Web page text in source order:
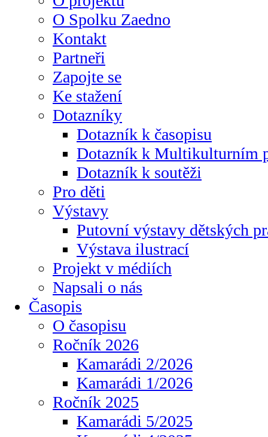
O Spolku Zaedno
Kontakt
Partneři
Zapojte se
Ke stažení
Dotazníky
Dotazník k časopisu
Dotazník k Multikulturním
Dotazník k soutěži
Pro děti
Výstavy
Putovní výstavy dětských
Výstava ilustrací
Projekt v médiích
Napsali o nás
Časopis
O časopisu
Ročník 2026
Kamarádi 2/2026
Kamarádi 1/2026
Ročník 2025
Kamarádi 5/2025